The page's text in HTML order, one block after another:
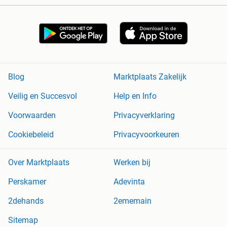
Blog
Marktplaats Zakelijk
Veilig en Succesvol
Help en Info
Voorwaarden
Privacyverklaring
Cookiebeleid
Privacyvoorkeuren
Over Marktplaats
Werken bij
Perskamer
Adevinta
2dehands
2ememain
Sitemap